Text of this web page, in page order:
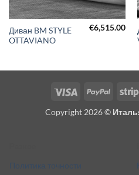
Диван BM STYLE
OTTAVIANO
€6,515.00
Visa PayPal
Copyright 2026 ©
Политика точности